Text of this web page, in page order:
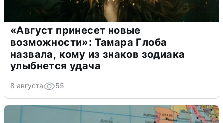
«Август принесет новые
возможности»: Тамара Глоба
назвала, кому из знаков зодиака
улыбнется удача
8 августа 55